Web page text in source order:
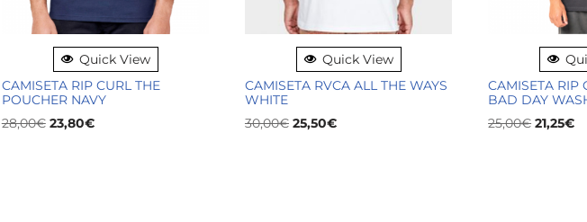
Quick View
CAMISETA RIP CURL THE
POUCHER NAVY
28,00€ 23,80€
Quick View
CAMISETA RVCA ALL THE WAYS
WHITE
30,00€ 25,50€
CAMISETA RIP
BAD DAY
25,00€ 21,25€